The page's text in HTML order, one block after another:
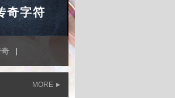
奇字符
|
MORE